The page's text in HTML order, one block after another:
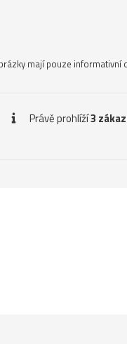
mají pouze informativní
Právě prohlíží3